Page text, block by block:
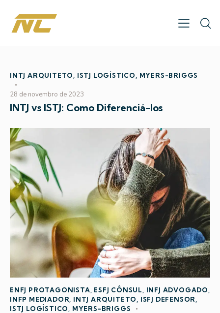
INTJ ARQUITETO ISTJ LOGÍSTICO MYERS-BRIGGS
28 de novembro de 2023
INTJ vs ISTJ: Como Diferenciá-los
ENFJ PROTAGONISTA ESFJ CÔNSUL INFJ ADVOGADO
INFP MEDIADOR
INTJ ARQUITETO ISFJ DEFENSOR
ISTJ LOGÍSTICO
MYERS-BRIGGS